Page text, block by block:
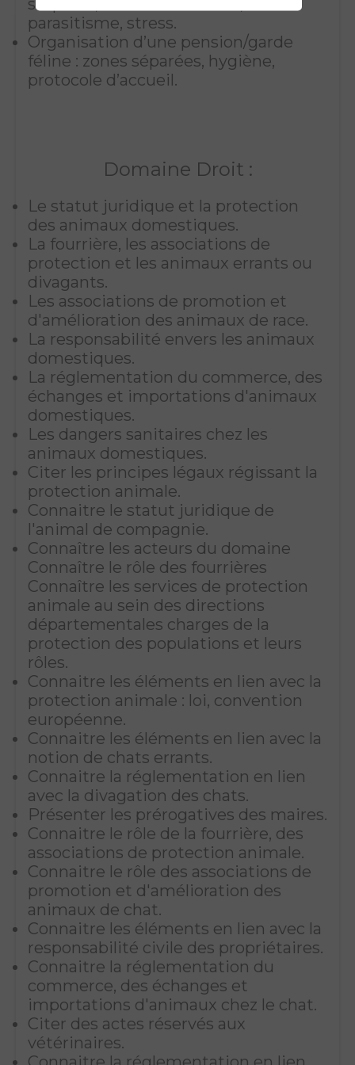
surpoids, troubles urinaires,
parasitisme, stress.
Organisation d’une pension/garde
féline : zones séparées, hygiène,
protocole d’accueil.
Domaine Droit :
Le statut juridique et la protection
des animaux domestiques.
La fourrière, les associations de
protection et les animaux errants ou
divagants.
Les associations de promotion et
d'amélioration des animaux de race.
La responsabilité envers les animaux
domestiques.
La réglementation du commerce, des
échanges et importations d'animaux
domestiques.
Les dangers sanitaires chez les
animaux domestiques.
Citer les principes légaux régissant la
protection animale.
Connaitre le statut juridique de
l'animal de compagnie.
Connaître les acteurs du domaine
Connaître le rôle des fourrières
Connaître les services de protection
animale au sein des directions
départementales charges de la
protection des populations et leurs
rôles.
Connaitre les éléments en lien avec la
protection animale : loi, convention
européenne.
Connaitre les éléments en lien avec la
notion de chats errants.
Connaitre la réglementation en lien
avec la divagation des chats.
Présenter les prérogatives des maires.
Connaitre le rôle de la fourrière, des
associations de protection animale.
Connaitre le rôle des associations de
promotion et d'amélioration des
animaux de chat.
Connaitre les éléments en lien avec la
responsabilité civile des propriétaires.
Connaitre la réglementation du
commerce, des échanges et
importations d'animaux chez le chat.
Citer des actes réservés aux
vétérinaires.